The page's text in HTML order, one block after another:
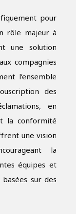
pour
rôle majeur à
une solution
compagnies
l’ensemble
des
en
la conformité
une vision
la
équipes et
sur des